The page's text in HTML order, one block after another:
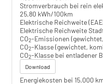
Stromverbrauch bei rein
25,80 kWh/100km
Elektrische Reichweite
Elektrische Reichweite
CO2-Emissionen
CO2-Klasse (gewichtet,
CO2-Klasse bei entladener
Download
Energiekosten bei 15.000